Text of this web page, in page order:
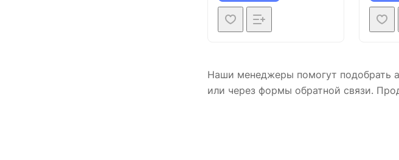
Наши менеджеры помогут подобрать
или через формы обратной связи.